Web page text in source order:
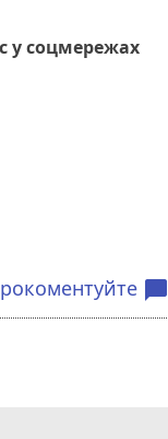
у соцмережах
chat_bubble